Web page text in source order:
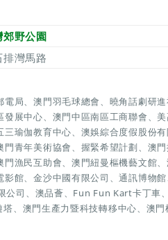
郊野公園
排灣馬路
局、澳門羽毛球總會、曉角話劇研
展中心、澳門中區南區工商聯會、
瑜伽教育中心、澳娛綜合度假股份
青年美術協會、握緊希望計劃、澳
門漁民互助會、澳門紐曼樞機藝文館
影館、金沙中國有限公司、通訊博物
公司、澳品薈、Fun Fun Kart卡丁車
、澳門生產力暨科技轉移中心、澳